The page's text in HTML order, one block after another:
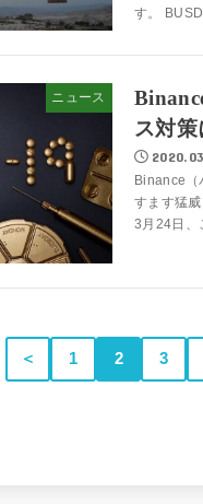
す。
ニュース
ス対
Binance（
すます猛
3月24日、
＜ 1 2 3